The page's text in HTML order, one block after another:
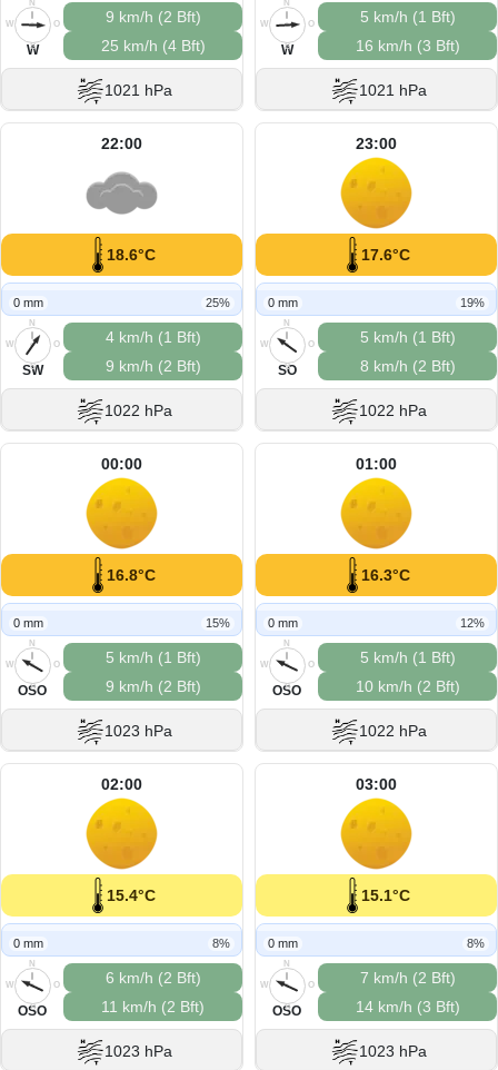
N
O
S
W
W
9 km/h (2 Bft)
25 km/h (4 Bft)
1021 hPa
N
O
S
W
W
5 km/h (1 Bft)
16 km/h (3 Bft)
1021 hPa
22:00
18.6°C
0 mm 25%
N
O
S
W
SW
4 km/h (1 Bft)
9 km/h (2 Bft)
1022 hPa
23:00
17.6°C
0 mm 19%
N
O
S
W
SO
5 km/h (1 Bft)
8 km/h (2 Bft)
1022 hPa
00:00
16.8°C
0 mm 15%
N
O
S
W
OSO
5 km/h (1 Bft)
9 km/h (2 Bft)
1023 hPa
01:00
16.3°C
0 mm 12%
N
O
S
W
OSO
5 km/h (1 Bft)
10 km/h (2 Bft)
1022 hPa
02:00
15.4°C
0 mm 8%
N
O
S
W
OSO
6 km/h (2 Bft)
11 km/h (2 Bft)
1023 hPa
03:00
15.1°C
0 mm 8%
N
O
S
W
OSO
7 km/h (2 Bft)
14 km/h (3 Bft)
1023 hPa